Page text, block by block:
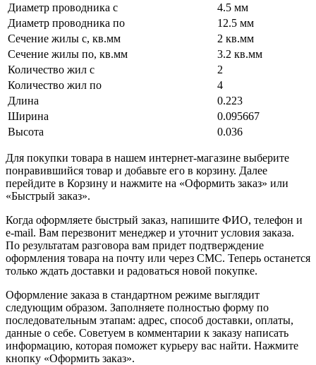
Диаметр проводника с
4.5 мм
Диаметр проводника по
12.5 мм
Сечение жилы с, кв.мм
2 кв.мм
Сечение жилы по, кв.мм
3.2 кв.мм
Количество жил с
2
Количество жил по
4
Длина
0.223
Ширина
0.095667
Высота
0.036
Для покупки товара в нашем интернет-магазине выберите
понравившийся товар и добавьте его в корзину. Далее
перейдите в Корзину и нажмите на «Оформить заказ» или
«Быстрый заказ».
Когда оформляете быстрый заказ, напишите ФИО, телефон и
e-mail. Вам перезвонит менеджер и уточнит условия заказа.
По результатам разговора вам придет подтверждение
оформления товара на почту или через СМС. Теперь останется
только ждать доставки и радоваться новой покупке.
Оформление заказа в стандартном режиме выглядит
следующим образом. Заполняете полностью форму по
последовательным этапам: адрес, способ доставки, оплаты,
данные о себе. Советуем в комментарии к заказу написать
информацию, которая поможет курьеру вас найти. Нажмите
кнопку «Оформить заказ».